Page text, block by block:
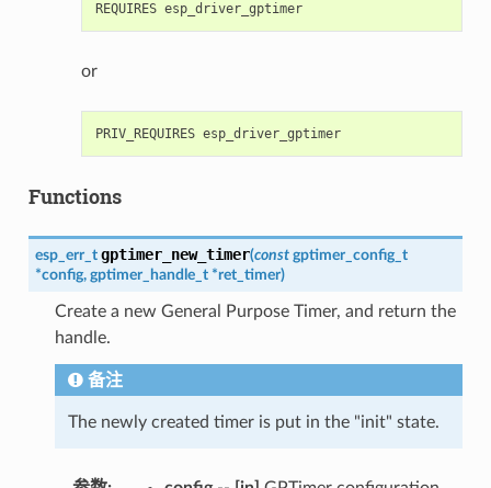
REQUIRES esp_driver_gptimer
or
PRIV_REQUIRES esp_driver_gptimer
Functions
esp_err_t gptimer_new_timer(const gptimer_config_t
*config, gptimer_handle_t *ret_timer)
Create a new General Purpose Timer, and return the
handle.
备注
The newly created timer is put in the "init" state.